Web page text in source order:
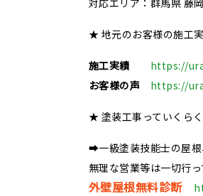
対応エリア：群馬県 藤
★ 地元のお客様の施工
施工実績
https://
お客様の声
https://
★ 塗装工事っていくら
➡一級塗装技能士の屋根
無理な営業等は一切行っ
外壁屋根無料診断